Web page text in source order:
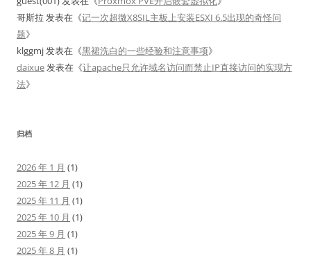
哥斯拉 发表在《记一次超微X8SIL主板上安装ESXI 6.5出现的奇怪问
题》
klggmj发表在《黑裙洗白的一些经验和注意事项》
daixue发表在《让apache只允许域名访问而禁止IP直接访问的实现方
法》
归档
2026 年 1 月 (1)
2025 年 12 月 (1)
2025 年 11 月 (1)
2025 年 10 月 (1)
2025 年 9 月 (1)
2025 年 8 月 (1)